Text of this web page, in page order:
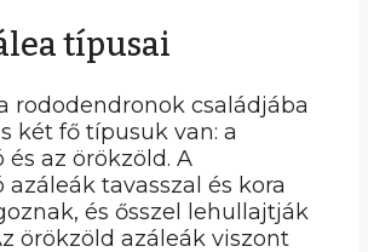
típusai
rododendronok családjába
két fő típusuk van: a
az örökzöld. A
tavasszal és kora
és ősszel lehullajtják
örökzöld azáleák viszont